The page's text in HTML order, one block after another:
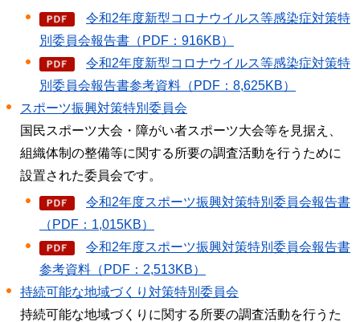
令和2年度新型コロナウイルス等感染症対策特
別委員会報告書（PDF：916KB）
令和2年度新型コロナウイルス等感染症対策特
別委員会報告書参考資料（PDF：8,625KB）
スポーツ振興対策特別委員会
国民スポーツ大会・障がい者スポーツ大会等を見据え、
組織体制の整備等に関する所要の調査活動を行うために
設置された委員会です。
令和2年度スポーツ振興対策特別委員会報告書
（PDF：1,015KB）
令和2年度スポーツ振興対策特別委員会報告書
参考資料（PDF：2,513KB）
持続可能な地域づくり対策特別委員会
持続可能な地域づくりに関する所要の調査活動を行うた